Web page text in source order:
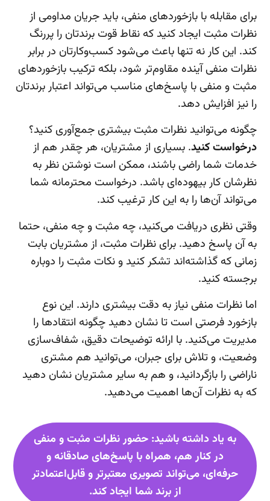
برای مقابله با بازخوردهای منفی، باید جریان مداومی از
نظرات مثبت ایجاد کنید که نقاط قوت برندتان را پررنگ
کند. این کار نه ‌تنها باعث می‌شود کسب‌وکارتان در برابر
نظرات منفی آینده مقاوم‌تر شود، بلکه ترکیب بازخوردهای
مثبت و منفی با پاسخ‌های مناسب می‌تواند اعتبار برندتان
را نیز افزایش دهد.
چگونه می‌توانید نظرات مثبت بیشتری جمع‌آوری کنید؟
درخواست کنید. بسیاری از مشتریان، هر چقدر هم از
خدمات شما راضی باشند، ممکن است نوشتن نظر به
نظرشان کار بیهوده‌ای باشد. درخواست محترمانه شما
می‌تواند آن‌ها را به این کار ترغیب کند.
وقتی نظری دریافت می‌کنید، چه مثبت و چه منفی، حتما
به آن پاسخ دهید. برای نظرات مثبت، از مشتریان بابت
زمانی که گذاشته‌اند تشکر کنید و نکات مثبت را دوباره
برجسته کنید.
اما نظرات منفی نیاز به دقت بیشتری دارند. این نوع
بازخورد فرصتی است تا نشان دهید چگونه انتقادها را
مدیریت می‌کنید. با ارائه توضیحات دقیق، شفاف‌سازی
وضعیت، و تلاش برای جبران، می‌توانید هم مشتری
ناراضی را بازگردانید، و هم به سایر مشتریان نشان دهید
که به نظرات آن‌ها اهمیت می‌دهید.
به یاد داشته باشید: حضور نظرات مثبت و منفی
در کنار هم، همراه با پاسخ‌های صادقانه و
حرفه‌ای، می‌تواند تصویری معتبرتر و قابل‌اعتمادتر
از برند شما ایجاد کند.